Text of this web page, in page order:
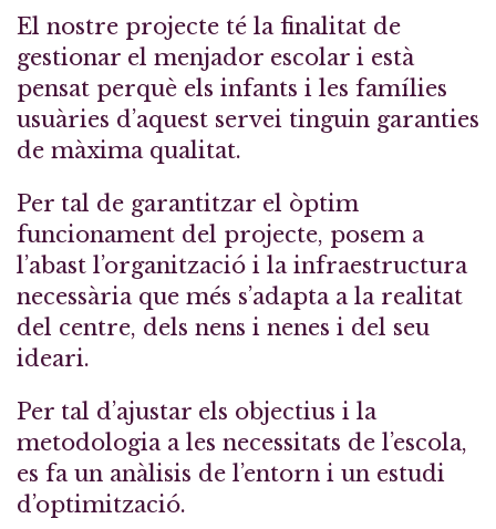
El nostre projecte té la finalitat de
gestionar el menjador escolar i està
pensat perquè els infants i les famílies
usuàries d’aquest servei tinguin garanties
de màxima qualitat.
Per tal de garantitzar el òptim
funcionament del projecte, posem a
l’abast l’organització i la infraestructura
necessària que més s’adapta a la realitat
del centre, dels nens i nenes i del seu
ideari.
Per tal d’ajustar els objectius i la
metodologia a les necessitats de l’escola,
es fa un anàlisis de l’entorn i un estudi
d’optimització.